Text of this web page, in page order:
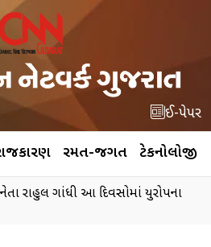
ઈ-પેપર
રમત-જગત ટેકનોલોજી
નેતા રાહુલ ગાંધી આ દિવસોમાં યુરોપના